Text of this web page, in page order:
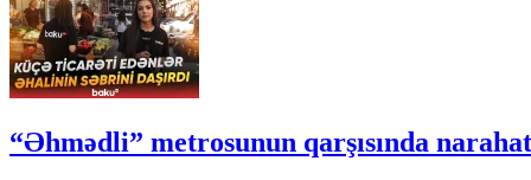
“Əhmədli” metrosunun qarşısında